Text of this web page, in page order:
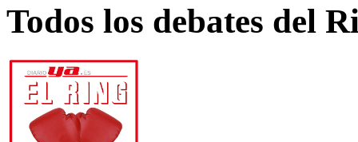
Todos los debates del